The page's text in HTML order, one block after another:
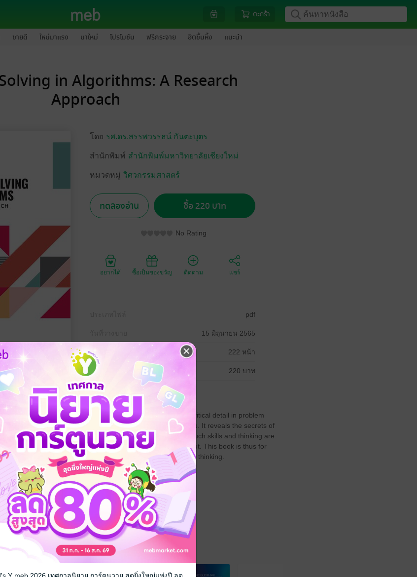
ตะกร้า
ขายดี ใหม่มาแรง มาใหม่ โปรโมชัน ฟรีกระจาย ฮิตขึ้นหิ้ง แนะนำ
in Algorithms: A Research
Approach
โดย รศ.ดร.สรรพวรรธน์ กันตะบุตร
สำนักพิมพ์ สำนักพิมพ์มหาวิทยาลัยเชียงใหม่
หมวดหมู่ วิศวกรรมศาสตร์
ทดลองอ่าน ซื้อ 220 บาท
No Rating
อยากได้ ซื้อเป็นของขวัญ ติดตาม แชร์
pdf
15 มิถุนายน 2565
ความยาว 222 หน้า
ราคาปก 220 บาท
in theoretical computer science. The book exposes critical detail in problem
algorithms and complexity that no other book has ever done. It reveals the secrets of
that are so natural to the world's top computer scientists. Such skills and thinking are
scientist that they are not even mentioned or talked about. This book is thus for
an excellent researcher but may not have such skills and thinking.
ตอร์ อุดมศึกษา